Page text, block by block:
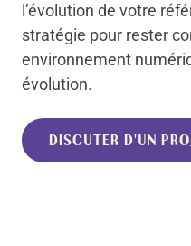
l’évolution de votre
stratégie pour rester
environnement
évolution.
DISCUTER D'UN